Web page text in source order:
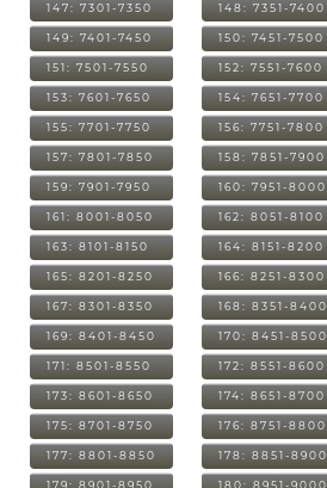
147: 7301-7350 148: 7351-7400
149: 7401-7450 150: 7451-7500
151: 7501-7550 152: 7551-7600
153: 7601-7650 154: 7651-7700
155: 7701-7750 156: 7751-7800
157: 7801-7850 158: 7851-7900
159: 7901-7950 160: 7951-8000
161: 8001-8050 162: 8051-8100
163: 8101-8150 164: 8151-8200
165: 8201-8250 166: 8251-8300
167: 8301-8350 168: 8351-8400
169: 8401-8450 170: 8451-8500
171: 8501-8550 172: 8551-8600
173: 8601-8650 174: 8651-8700
175: 8701-8750 176: 8751-8800
177: 8801-8850 178: 8851-8900
179: 8901-8950 180: 8951-9000